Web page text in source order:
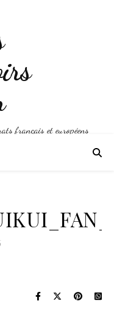
français et européens